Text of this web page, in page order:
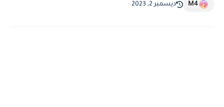
M4 ديسمبر 2, 2023